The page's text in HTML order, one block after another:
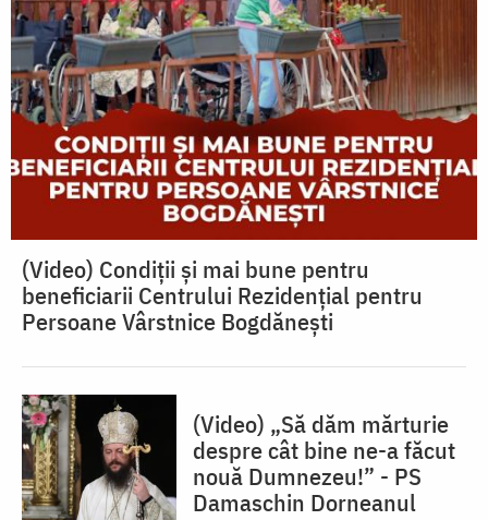
(Video) Condiții și mai bune pentru
beneficiarii Centrului Rezidențial pentru
Persoane Vârstnice Bogdănești
(Video) „Să dăm mărturie
despre cât bine ne-a făcut
nouă Dumnezeu!” - PS
Damaschin Dorneanul